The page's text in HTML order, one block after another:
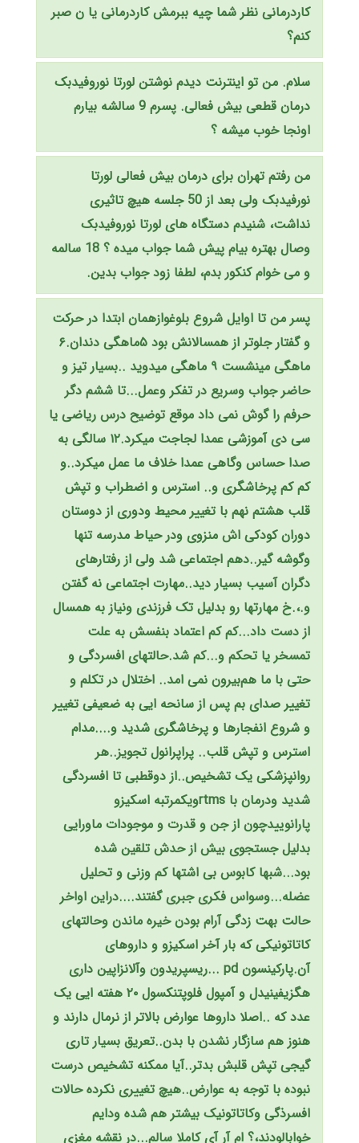
کاردرمانی نظر شما چیه ببرمش کاردرمانی یا ن صبر
کنم؟
سلام. من تو اینترنت دیدم نوشتن لورتا نوروفیدبک
درمان قطعی بیش فعالی. پسرم 9 سالشه بیارم
اونجا خوب میشه ؟
من رفتم تهران برای درمان بیش فعالی لورتا
نورفیدبک ولی بعد از 50 جلسه هیچ تاثیری
نداشت، شنیدم دستگاه های لورتا نوروفیدبک
وصال بهتره بیام پیش شما جواب میده ؟ 18 سالمه
و می خوام کنکور بدم، لطفا زود جواب بدین.
پسر من تا اوایل شروع بلوغوازهمان ابتدا در حرکت
و گفتار جلوتر از همسالانش بود ۵ماهگی دندان.۶
ماهگی مینشست ۹ ماهگی میدوید ..بسیار تیز و
حاضر جواب وسریع در تفکر وعمل...تا ششم دگر
حرفم را گوش نمی داد موقع توضیح درس ریاضی یا
سی دی آموزشی عمدا لجاجت میکرد.۱۲ سالگی به
صدا حساس وگاهی عمدا خلاف ما عمل میکرد..و
کم کم پرخاشگری و.. استرس و اضطراب و تپش
قلب‌ هشتم نهم با تغییر محیط ودوری از دوستان
دوران کودکی اش منزوی ودر حیاط مدرسه تنها
وگوشه گیر..دهم اجتماعی شد ولی از رفتارهای
دگران آسیب بسیار دید..مهارت ‌اجتماعی نه گفتن
و.،.خ مهارتها رو بدلیل تک فرزندی ونیاز به همسال
از دست داد...کم کم اعتماد بنفسش به علت
تمسخر یا تحکم و...کم شد.حالتهای افسردگی و
حتی با ما هم‌بیرون نمی امد.. اختلال در تکلم و
تغییر صدای بم پس از سانحه ایی به ضعیفی تغییر
و شروع انفجارها و پرخاشگری شدید و....مدام
استرس و تپش قلب.. پراپرانول تجویز..هر
روانپزشکی یک تشخیص..از دوقطبی تا افسردگی
شدید ودرمان با rtmsویکمرتبه اسکیزو
پارانوییدچون از جن و قدرت و موجودات ماورایی
بدلیل جستجوی بیش از حدش تلقین شده
بود...شبها کابوس بی اشتها کم وزنی و تحلیل
عضله...وسواس فکری جبری گفتند....دراین اواخر
حالت بهت زدگی آرام بودن خیره ماندن‌ وحالتهای
کاتاتونیکی که بار آخر اسکیزو و داروهای
آن.پارکینسون pd ...ریسپریدون وآلانزاپین داری
هگزیفینیدل و آمپول فلوپتنکسول ۲۰ هفته ایی یک
عدد که ..اصلا داروها عوارض بالاتر از نرمال دارند و
هنوز هم سازگار نشدن با بدن..تعریق بسیار تاری
گیجی تپش قلبش بدتر..آیا ممکنه تشخیص درست
نبوده با توجه به عوارض..هیچ تغییری نکرده حالات
افسرذگی وکاتاتونیک بیشتر هم شده ودایم
خوابالودند،؟ ام آر آی کاملا سالم...در نقشه مغزی